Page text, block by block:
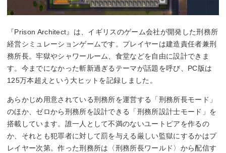
『Prison Architect』は、イギリスのゲーム会社が開発した刑務所
経営シミュレーションゲームです。プレイヤーは建造責任者兼刑
務所長。牢獄やシャワールーム、食堂などを自由に設計できま
す。今までになかった斬新過ぎるテーマが話題を呼び、PC版は
125万本超えという大ヒットを記録しました。
あらかじめ用意されている刑務所を運営する「刑務所長モード」
のほか、ゼロから刑務所を設計できる「刑務所設計士モード」を
搭載しています。誰一人として不満のないユートピアを作るの
か、それとも犯罪者に対して罰を与える厳しい監獄にするかはプ
レイヤー次第。作った刑務所は〈刑務所長ワールド〉から配信す